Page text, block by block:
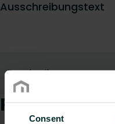
Consent
Ausschreibungstext
Beschreibung